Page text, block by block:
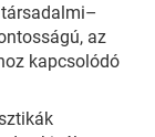
az
kapcsolódó